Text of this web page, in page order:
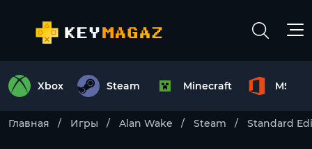
Xbox Steam Minecraft MS
Главная Игры Alan Wake Steam Standard